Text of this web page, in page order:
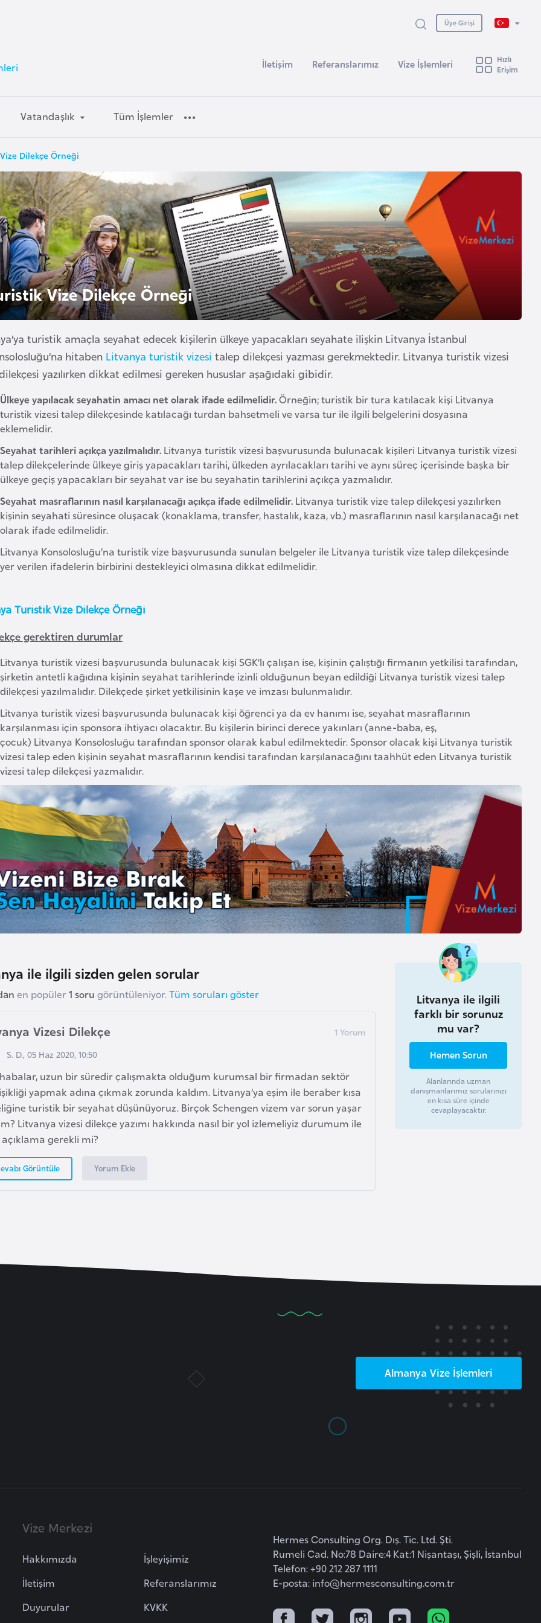
Üye Girişi
İletişim Referanslarımız Vize İşlemleri
Hızlı
Erişim
Vatandaşlık Tüm İşlemler
Dilekçe Örneği
Vize Dilekçe Örneği
turistik amaçla seyahat edecek kişilerin ülkeye yapacakları seyahate ilişkin Litvanya İstanbul
hitaben Litvanya turistik vizesi talep dilekçesi yazması gerekmektedir. Litvanya turistik vizesi
yazılırken dikkat edilmesi gereken hususlar aşağıdaki gibidir.
Ülkeye yapılacak seyahatin amacı net olarak ifade edilmelidir.Örneğin; turistik bir tura katılacak kişi Litvanya
turistik vizesi talep dilekçesinde katılacağı turdan bahsetmeli ve varsa tur ile ilgili belgelerini dosyasına
eklemelidir.
Seyahat tarihleri açıkça yazılmalıdır. Litvanya turistik vizesi başvurusunda bulunacak kişileri Litvanya turistik vizesi
talep dilekçelerinde ülkeye giriş yapacakları tarihi, ülkeden ayrılacakları tarihi ve aynı süreç içerisinde başka bir
ülkeye geçiş yapacakları bir seyahat var ise bu seyahatin tarihlerini açıkça yazmalıdır.
Seyahat masraflarının nasıl karşılanacağı açıkça ifade edilmelidir. Litvanya turistik vize talep dilekçesi yazılırken
kişinin seyahati süresince oluşacak (konaklama, transfer, hastalık, kaza, vb.) masraflarının nasıl karşılanacağı net
olarak ifade edilmelidir.
Litvanya Konsolosluğu’na turistik vize başvurusunda sunulan belgeler ile Litvanya turistik vize talep dilekçesinde
yer verilen ifadelerin birbirini destekleyici olmasına dikkat edilmelidir.
Turistik Vize Dilekçe Örneği
gerektiren durumlar
Litvanya turistik vizesi başvurusunda bulunacak kişi SGK’lı çalışan ise, kişinin çalıştığı firmanın yetkilisi tarafından,
şirketin antetli kağıdına kişinin seyahat tarihlerinde izinli olduğunun beyan edildiği Litvanya turistik vizesi talep
dilekçesi yazılmalıdır. Dilekçede şirket yetkilisinin kaşe ve imzası bulunmalıdır.
Litvanya turistik vizesi başvurusunda bulunacak kişi öğrenci ya da ev hanımı ise, seyahat masraflarının
karşılanması için sponsora ihtiyacı olacaktır. Bu kişilerin birinci derece yakınları (anne-baba, eş,
çocuk) Litvanya Konsolosluğu tarafından sponsor olarak kabul edilmektedir. Sponsor olacak kişi Litvanya turistik
vizesi talep eden kişinin seyahat masraflarının kendisi tarafından karşılanacağını taahhüt eden Litvanya turistik
vizesi talep dilekçesi yazmalıdır.
ile ilgili sizden gelen sorular
en popüler1 soru görüntüleniyor.Tüm soruları göster
Vizesi Dilekçe
S. D., 05 Haz 2020, 10:50
uzun bir süredir çalışmakta olduğum kurumsal bir firmadan sektör
yapmak adına çıkmak zorunda kaldım. Litvanya’ya eşim ile beraber kısa
turistik bir seyahat düşünüyoruz. Birçok Schengen vizem var sorun yaşar
Litvanya vizesi dilekçe yazımı hakkında nasıl bir yol izlemeliyiz durumum ile
gerekli mi?
Görüntüle Yorum Ekle
Litvanya ile ilgili
farklı bir sorunuz
mu var?
Hemen Sorun
Alanlarında uzman
danışmanlarımız sorularınızı
en kısa süre içinde
cevaplayacaktır.
Almanya Vize İşlemleri
Vize Merkezi
Hakkımızda
İletişim
Duyurular
İşleyişimiz
Referanslarımız
KVKK
Hermes Consulting Org. Dış. Tic. Ltd. Şti.
Rumeli Cad. No:78 Daire:4 Kat:1 Nişantaşı, Şişli, İstanbul
Telefon: +90 212 287 1111
E-posta: info@hermesconsulting.com.tr